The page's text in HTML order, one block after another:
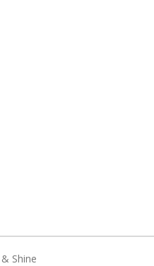
Shine